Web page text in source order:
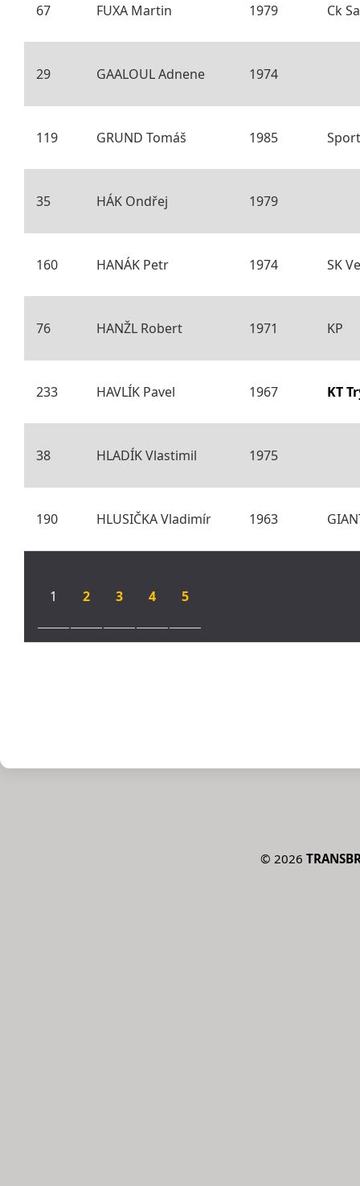
67 FUXA Martin 1979 Ck
29 GAALOUL Adnene 1974
119 GRUND Tomáš 1985
35 HÁK Ondřej 1979
160 HANÁK Petr 1974 SK
76 HANŽL Robert 1971 KP
233 HAVLÍK Pavel 1967 KT
38 HLADÍK Vlastimil 1975
190 HLUSIČKA Vladimír 1963
1 2 3 4 5
© 2026